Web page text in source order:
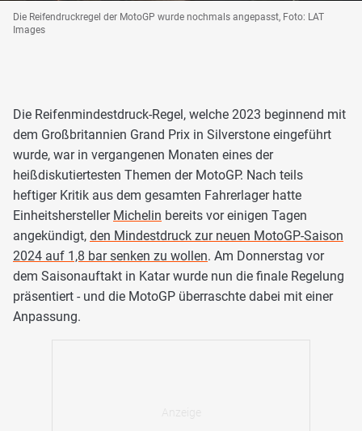
Die Reifendruckregel der MotoGP wurde nochmals angepasst, Foto: LAT
Images
Die Reifenmindestdruck-Regel, welche 2023 beginnend mit
dem Großbritannien Grand Prix in Silverstone eingeführt
wurde, war in vergangenen Monaten eines der
heißdiskutiertesten Themen der MotoGP. Nach teils
heftiger Kritik aus dem gesamten Fahrerlager hatte
Einheitshersteller Michelin bereits vor einigen Tagen
angekündigt, den Mindestdruck zur neuen MotoGP-Saison
2024 auf 1,8 bar senken zu wollen. Am Donnerstag vor
dem Saisonauftakt in Katar wurde nun die finale Regelung
präsentiert - und die MotoGP überraschte dabei mit einer
Anpassung.